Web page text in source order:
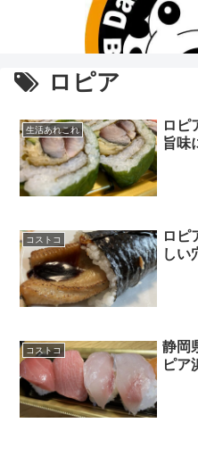
ロピア
生活あれこれ
ロピ
旨味
コストコ
ロピ
しい
コストコ
静岡
ピア